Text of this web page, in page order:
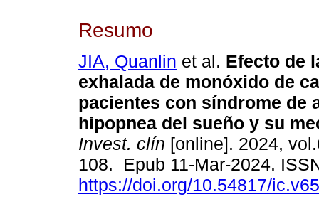
Resumo
JIA, Quanlin et al. Efecto de
exhalada de monóxido de
pacientes con síndrome de
hipopnea del sueño y su
Invest. clín [online]. 2024,
108. Epub 11-Mar-2024.
https://doi.org/10.54817/